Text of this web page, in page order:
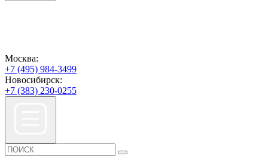
Москва:
+7 (495) 984-3499
Новосибирск:
+7 (383) 230-0255